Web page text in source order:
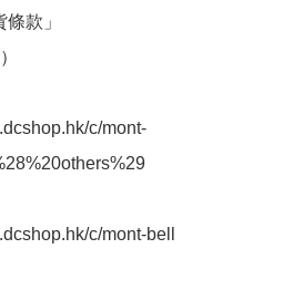
款」
c/mont-
c/mont-bell